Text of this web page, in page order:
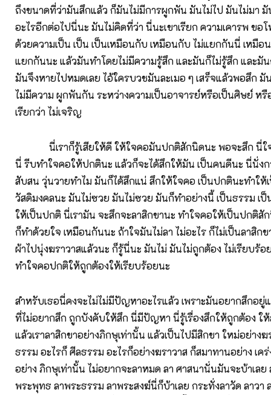
ถึงขนาดที่ว่ามันสึกแล้ว ก็มันไม่มีการผูกพัน มันไม่ไป มันไม่มา มั
อะไรอีกต่อไปนี่นะ มันไม่คิดที่ว่า นี่นะเขาเรียก ความเคารพ ขอ
ด้วยความเป็น เป็น เป็นเหมือนกับ เหมือนกับ ไม่แยกกันนี่ เหมื
แยกกันนะ แล้วมันทำโดยไม่มีความรู้สึก และมันก็ไม่รู้สึก และมั
มันจึงหายไปหมดเลย ไอ้ใครบวชมันละเมอ ๆ เสร็จแล้วพอสึก
ไม่มีความ ผูกพันกัน ระหว่างความเป็นอาจารย์หรือเป็นศิษย์ หรื
เรียกว่า ไม่เจริญ
นี่เราก็รู้เสียให้ดี ให้ใจคอมันปกติสักนิดนะ พอจะสึก นี่ใ
นี่ รีบทำใจคอให้ปกตินะ แล้วก็จะได้สึกให้มัน เป็นคนดีนะ นี่นั่งก
สับสน วุ่นวายทำไม มันก็ได้สึกแน่ สึกให้ใจคอ เป็นปกตินะทำให้
วัสดิมงคลนะ มันไม่ซวย มันไม่ซวย มันก็ทำอย่างนี้ เป็นธรรม เ
ให้เป็นปกติ นี่เรามัน จะสึกจะลาสิกขานะ ทำใจคอให้เป็นปกติสั
ก็ทำด้วยใจ เหมือนกันนะ ถ้าใจมันไม่ลา ไม่อะไร ก็ไม่เป็นลาสิกข
ผ้าไปนุ่งฆราวาสแล้วนะ ก็รู้นี่นะ มันไม่ มันไม่ถูกต้อง ไม่เรียบร้
ทำใจคอปกติให้ถูกต้องให้เรียบร้อยนะ
สำหรับเธอนี่คงจะไม่ไม่มีปัญหาอะไรแล้ว เพราะมันอยากสึกอยู่
ที่ไม่อยากสึก ถูกบังคับให้สึก นี่มีปัญหา นี่รู้เรื่องสึกให้ถูกต้อง ให้
แล้วเราลาสิกขาอย่างภิกษุเท่านั้น แล้วเป็นไปมีสิกขา ใหม่อย่าง
ธรรม อะไรก็ ศีลธรรม อะไรก็อย่างฆราวาส ก็สมาทานอย่าง เค
อย่าง ภิกษุเท่านั้น ไม่อยากจะลาหมด ลา ศาสนานั่นมันจะบ้าเลย
พระพุทธ ลาพระธรรม ลาพระสงฆ์นี่ก็บ้าเลย กระทั่งลาวัด ลาวา